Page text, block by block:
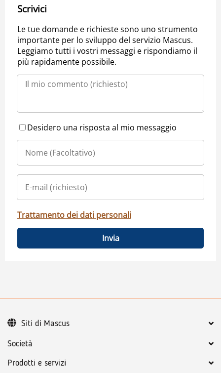
Scrivici
Le tue domande e richieste sono uno strumento
importante per lo sviluppo del servizio Mascus.
Leggiamo tutti i vostri messaggi e rispondiamo il
più rapidamente possibile.
Desidero una risposta al mio messaggio
Trattamento dei dati personali
Invia
Società
Prodotti e servizi
Siti di Mascus